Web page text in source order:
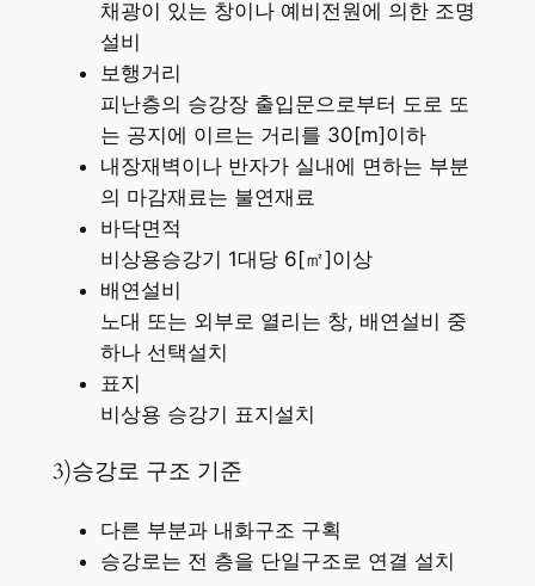
채광이 있는 창이나 예비전원에 의한 조명
설비
보행거리
피난층의 승강장 출입문으로부터 도로 또
는 공지에 이르는 거리를 30[m]이하
내장재벽이나 반자가 실내에 면하는 부분
의 마감재료는 불연재료
바닥면적
비상용승강기 1대당 6[㎡]이상
배연설비
노대 또는 외부로 열리는 창, 배연설비 중
하나 선택설치
표지
비상용 승강기 표지설치
3)승강로 구조 기준
다른 부분과 내화구조 구획
승강로는 전 층을 단일구조로 연결 설치